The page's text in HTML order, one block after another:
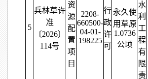
5
兵林草许
准
〔2026〕
114号
资
源
配
置
项
目
2208-
660500-
04-01-
198225
行
政
许
可
永久使
用草原
1.0736
公顷
水
利
工
程
有
限
责